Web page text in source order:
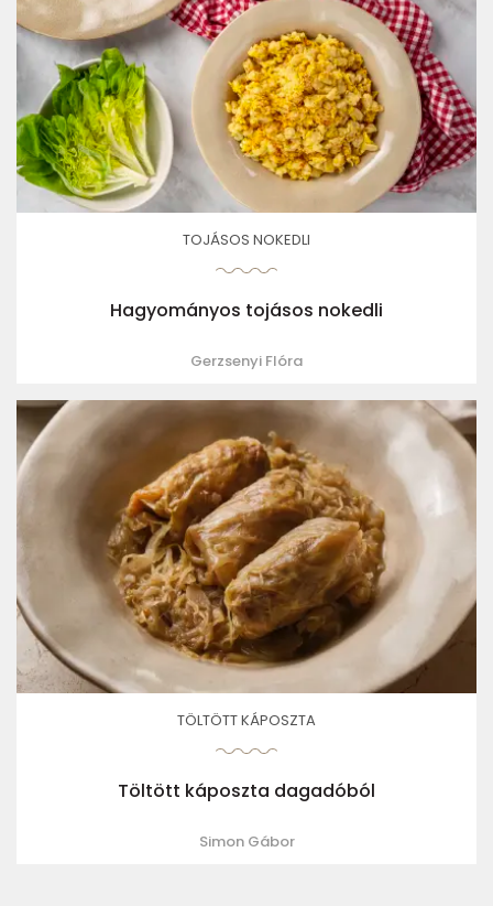
TOJÁSOS NOKEDLI
Hagyományos tojásos nokedli
Gerzsenyi Flóra
TÖLTÖTT KÁPOSZTA
Töltött káposzta dagadóból
Simon Gábor